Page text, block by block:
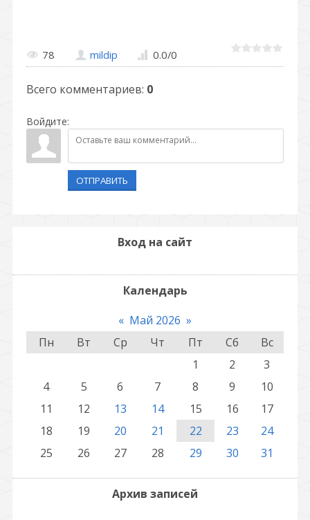
78 mildip 0.0/0
Всего комментариев: 0
Войдите:
ОТПРАВИТЬ
Вход на сайт
Календарь
« Май 2026 »
Пн
Вт Ср Чт Пт Сб
Вс
1
2
3
4
5 6 7 8 9
10
11
12 13 14 15 16
17
18
19 20 21 22 23
24
25
26 27 28 29 30 31
Архив записей